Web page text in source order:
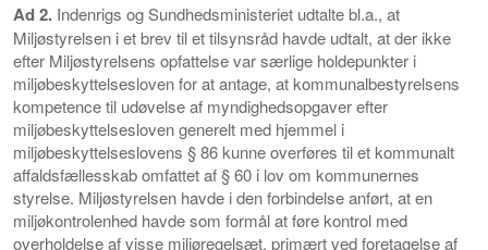
Ad 2. Indenrigs og Sundhedsministeriet udtalte bl.a., at
Miljøstyrelsen i et brev til et tilsynsråd havde udtalt, at der ikke
efter Miljøstyrelsens opfattelse var særlige holdepunkter i
miljøbeskyttelsesloven for at antage, at kommunalbestyrelsens
kompetence til udøvelse af myndighedsopgaver efter
miljøbeskyttelsesloven generelt med hjemmel i
miljøbeskyttelseslovens § 86 kunne overføres til et kommunalt
affaldsfællesskab omfattet af § 60 i lov om kommunernes
styrelse. Miljøstyrelsen havde i den forbindelse anført, at en
miljøkontrolenhed havde som formål at føre kontrol med
overholdelse af visse miljøregelsæt, primært ved foretagelse af